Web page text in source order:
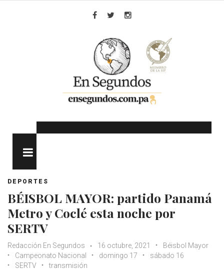
DEPORTES
BÉISBOL MAYOR: partido Panamá
Metro y Coclé esta noche por
SERTV
Redacción En Segundos 16 octubre, 2021
Béisbol Mayor
Campeonato Nacional
domingo 17
sábado 16
SERTV
transmisión